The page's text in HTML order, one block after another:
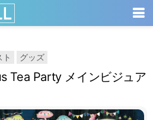
ト グッズ
Tea Party メインビジュア